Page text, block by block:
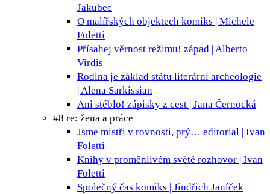
Jakubec
O malířských objektech komiks | Michele
Foletti
Přísahej věrnost režimu! západ | Alberto
Virdis
Rodina je základ státu literární archeologie
| Alena Sarkissian
Ani stéblo! zápisky z cest | Jana Černocká
#8 re: žena a práce
Jsme mistři v rovnosti, prý… editorial | Ivan
Foletti
Knihy v proměnlivém světě rozhovor | Ivan
Foletti
Společný čas komiks | Jindřich Janíček